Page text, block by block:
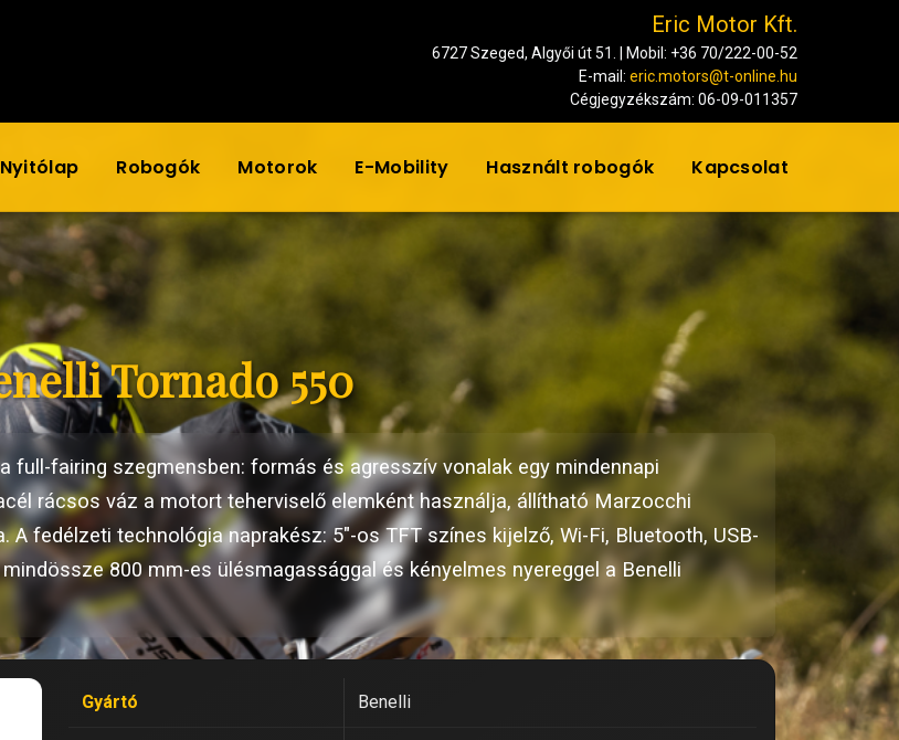
Eric Motor Kft.
6727 Szeged, Algyői út 51. | Mobil: +36 70/222-00-52
E-mail: eric.motors@t-online.hu
Cégjegyzékszám: 06-09-011357
Nyitólap Robogók Motorok E-Mobility Használt robogók Kapcsolat
Tornado 550
full-fairing szegmensben: formás és agresszív vonalak egy mindennapi
rácsos váz a motort teherviselő elemként használja, állítható Marzocchi
fedélzeti technológia naprakész: 5"-os TFT színes kijelző, Wi-Fi, Bluetooth, USB-
800 mm-es ülésmagassággal és kényelmes nyereggel a Benelli
Gyártó Benelli